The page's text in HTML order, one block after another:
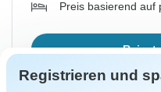
Preis basierend auf
Registrieren und